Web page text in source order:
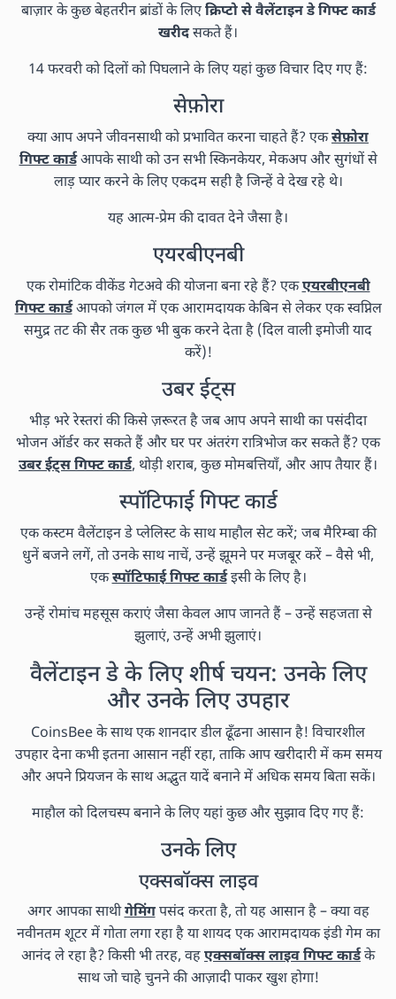
बाज़ार के कुछ बेहतरीन ब्रांडों के लिएक्रिप्टो से वैलेंटाइन डे गिफ्ट कार्ड
खरीदसकते हैं।
14 फरवरी को दिलों को पिघलाने के लिए यहां कुछ विचार दिए गए हैं:
सेफ़ोरा
क्या आप अपने जीवनसाथी को प्रभावित करना चाहते हैं? एकसेफ़ोरा
गिफ्ट कार्डआपके साथी को उन सभी स्किनकेयर, मेकअप और सुगंधों से
लाड़ प्यार करने के लिए एकदम सही है जिन्हें वे देख रहे थे।
यह आत्म-प्रेम की दावत देने जैसा है।
एयरबीएनबी
एक रोमांटिक वीकेंड गेटअवे की योजना बना रहे हैं? एकएयरबीएनबी
गिफ्ट कार्डआपको जंगल में एक आरामदायक केबिन से लेकर एक स्वप्निल
समुद्र तट की सैर तक कुछ भी बुक करने देता है (दिल वाली इमोजी याद
करें)!
उबर ईट्स
भीड़ भरे रेस्तरां की किसे ज़रूरत है जब आप अपने साथी का पसंदीदा
भोजन ऑर्डर कर सकते हैं और घर पर अंतरंग रात्रिभोज कर सकते हैं? एक
उबर ईट्स गिफ्ट कार्ड, थोड़ी शराब, कुछ मोमबत्तियाँ, और आप तैयार हैं।
स्पॉटिफाई गिफ्ट कार्ड
एक कस्टम वैलेंटाइन डे प्लेलिस्ट के साथ माहौल सेट करें; जब मैरिम्बा की
धुनें बजने लगें, तो उनके साथ नाचें, उन्हें झूमने पर मजबूर करें – वैसे भी,
एकस्पॉटिफाई गिफ्ट कार्डइसी के लिए है।
उन्हें रोमांच महसूस कराएं जैसा केवल आप जानते हैं – उन्हें सहजता से
झुलाएं, उन्हें अभी झुलाएं।
वैलेंटाइन डे के लिए शीर्ष चयन: उनके लिए
और उनके लिए उपहार
CoinsBee के साथ एक शानदार डील ढूँढना आसान है! विचारशील
उपहार देना कभी इतना आसान नहीं रहा, ताकि आप खरीदारी में कम समय
और अपने प्रियजन के साथ अद्भुत यादें बनाने में अधिक समय बिता सकें।
माहौल को दिलचस्प बनाने के लिए यहां कुछ और सुझाव दिए गए हैं:
उनके लिए
एक्सबॉक्स लाइव
अगर आपका साथीगेमिंगपसंद करता है, तो यह आसान है – क्या वह
नवीनतम शूटर में गोता लगा रहा है या शायद एक आरामदायक इंडी गेम का
आनंद ले रहा है? किसी भी तरह, वहएक्सबॉक्स लाइव गिफ्ट कार्डके
साथ जो चाहे चुनने की आज़ादी पाकर खुश होगा!